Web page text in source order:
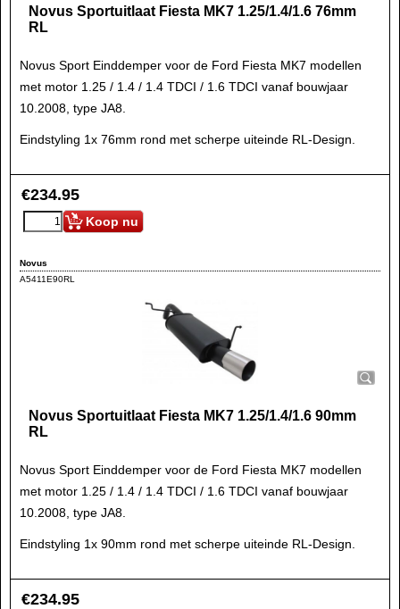
Novus Sportuitlaat Fiesta MK7 1.25/1.4/1.6 76mm
RL
Novus Sport Einddemper voor de Ford Fiesta MK7 modellen
met motor 1.25 / 1.4 / 1.4 TDCI / 1.6 TDCI vanaf bouwjaar
10.2008, type JA8.
Eindstyling 1x 76mm rond met scherpe uiteinde RL-Design.
€234.95
Koop nu
Novus
A5411E90RL
Novus Sportuitlaat Fiesta MK7 1.25/1.4/1.6 90mm
RL
Novus Sport Einddemper voor de Ford Fiesta MK7 modellen
met motor 1.25 / 1.4 / 1.4 TDCI / 1.6 TDCI vanaf bouwjaar
10.2008, type JA8.
Eindstyling 1x 90mm rond met scherpe uiteinde RL-Design.
€234.95